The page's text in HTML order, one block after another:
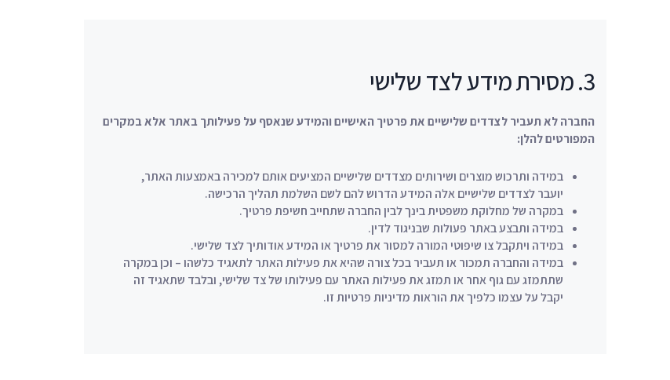
3. מסירת מידע לצד שלישי
החברה לא תעביר לצדדים שלישיים את פרטיך האישיים והמידע שנאסף על פעילותך באתר אלא במקרים
המפורטים להלן:
במידה ותרכוש מוצרים ושירותים מצדדים שלישיים המציעים אותם למכירה באמצעות האתר,
יועבר לצדדים שלישיים אלה המידע הדרוש להם לשם השלמת תהליך הרכישה.
במקרה של מחלוקת משפטית בינך לבין החברה שתחייב חשיפת פרטיך.
במידה ותבצע באתר פעולות שבניגוד לדין.
במידה ויתקבל צו שיפוטי המורה למסור את פרטיך או המידע אודותיך לצד שלישי.
במידה והחברה תמכור או תעביר בכל צורה שהיא את פעילות האתר לתאגיד כלשהו – וכן במקרה
שתתמזג עם גוף אחר או תמזג את פעילות האתר עם פעילותו של צד שלישי, ובלבד שתאגיד זה
יקבל על עצמו כלפיך את הוראות מדיניות פרטיות זו.